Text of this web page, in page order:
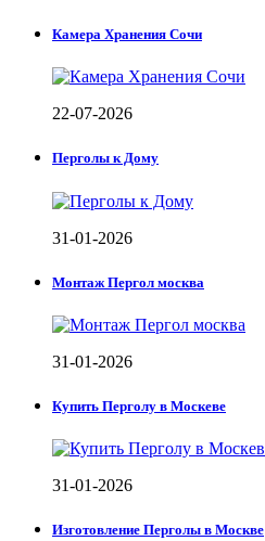
Камера Хранения Сочи
22-07-2026
Перголы к Дому
31-01-2026
Монтаж Пергол москва
31-01-2026
Купить Перголу в Москеве
31-01-2026
Изготовление Перголы в Москве